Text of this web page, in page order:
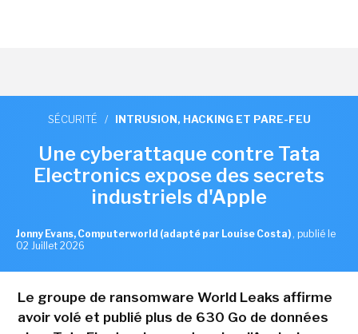
SÉCURITÉ / INTRUSION, HACKING ET PARE-FEU
Une cyberattaque contre Tata
Electronics expose des secrets
industriels d'Apple
Jonny Evans, Computerworld (adapté par Louise Costa) , publié le
02 Juillet 2026
Le groupe de ransomware World Leaks affirme
avoir volé et publié plus de 630 Go de données